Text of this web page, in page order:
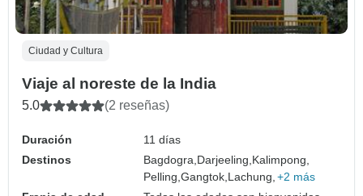
Ciudad y Cultura
Viaje al noreste de la India
5.0 (2 reseñas)
Duración
11 días
Destinos
Bagdogra, Darjeeling, Kalimpong,
Pelling,Gangtok, Lachung, +2 más